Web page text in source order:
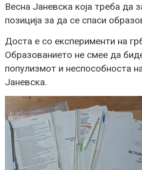
Весна Јаневска која треба да
позиција за да се спаси
Доста е со експерименти на
Образованието не смее да
популизмот и неспособноста
Јаневска.